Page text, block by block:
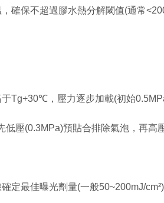
保不超過膠水熱分解閾值(通常
，壓力逐步加載(初始
(0.3MPa)預貼合排除氣泡，再高壓
最佳曝光劑量(一般50~200mJ/cm²)